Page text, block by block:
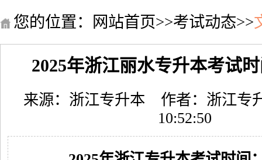
您的位置： 网站首页>>考试动态>>
2025年浙江丽水专升本考试
来源：浙江专升本
作者：浙江专
10:52:50